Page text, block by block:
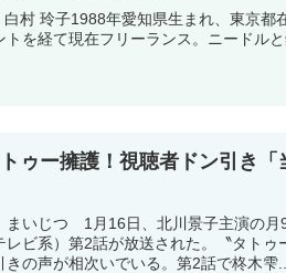
村 玲子1988年愛知県生まれ、東京都
を経て現在フリーランス。ニードルと
ゥー擁護！視聴者ドン引き「
いじつ 1月16日、北川景子主演の月
ビ系）第2話が放送された。〝タトゥ
の声が相次いでいる。第2話で柊木雫...